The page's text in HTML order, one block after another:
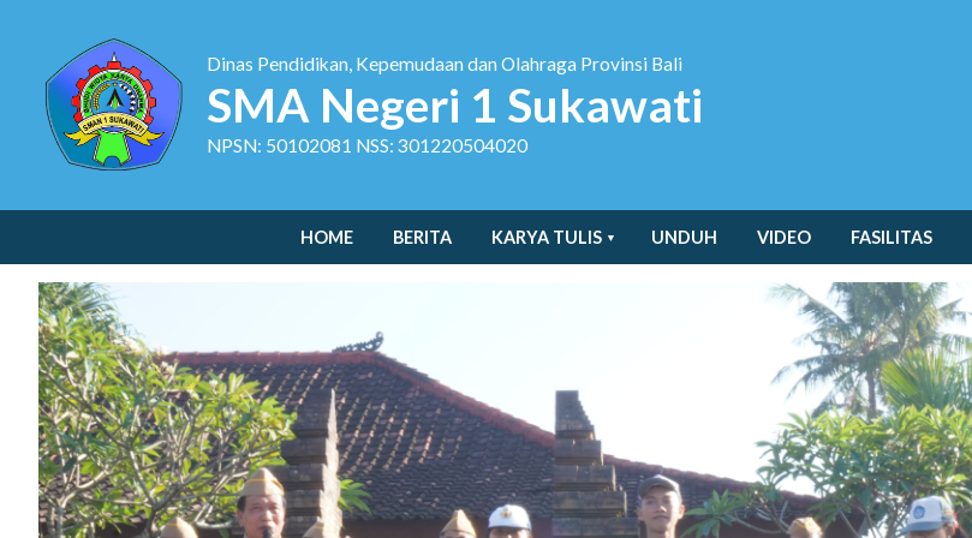
Dinas Pendidikan, Kepemudaan dan Olahraga Provinsi Bali
SMA Negeri 1 Sukawati
NPSN: 50102081 NSS: 301220504020
HOME BERITA KARYA TULIS UNDUH VIDEO FASILITAS